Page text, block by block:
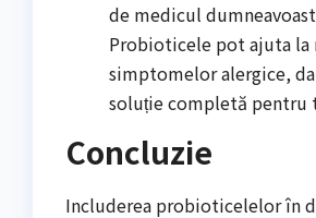
de medicul
Probioticele pot ajuta la
simptomelor alergice,
soluție completă pentru
Concluzie
Includerea probioticelelor în